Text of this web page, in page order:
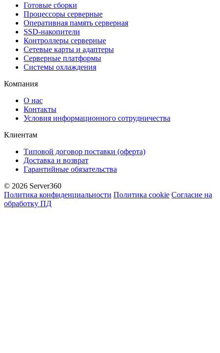
Готовые сборки
Процессоры серверные
Оперативная память серверная
SSD-накопители
Контроллеры серверные
Сетевые карты и адаптеры
Серверные платформы
Системы охлаждения
Компания
О нас
Контакты
Условия информационного сотрудничества
Клиентам
Типовой договор поставки (оферта)
Доставка и возврат
Гарантийные обязательства
© 2026 Server360
Политика конфиденциальности Политика cookie Согласие на
обработку ПД